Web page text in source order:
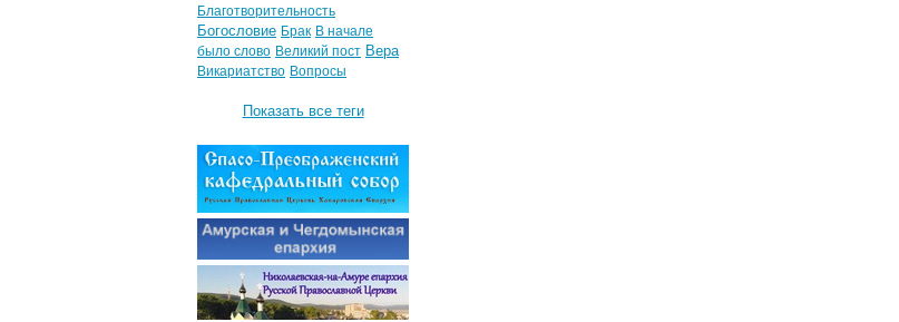
Благотворительность
Богословие Брак В начале
было слово Великий пост Вера
Викариатство Вопросы
Показать все теги